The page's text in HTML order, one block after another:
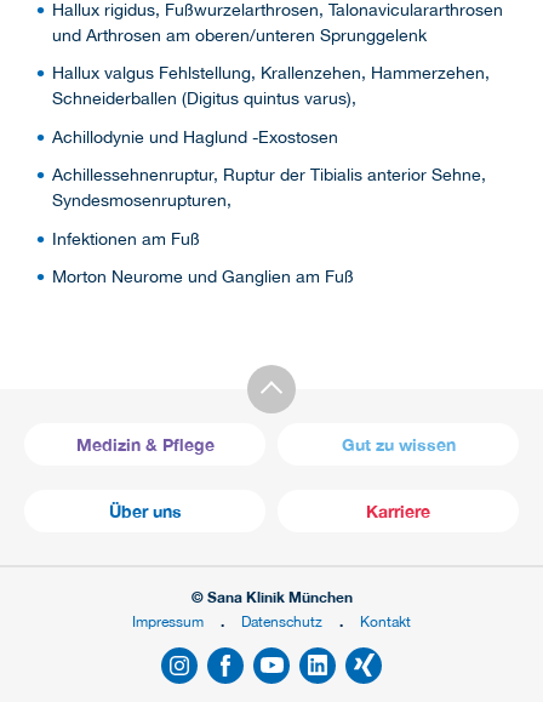
Hallux rigidus, Fußwurzelarthrosen, Talonaviculararthrosen
und Arthrosen am oberen/unteren Sprunggelenk
Hallux valgus Fehlstellung, Krallenzehen, Hammerzehen,
Schneiderballen (Digitus quintus varus),
Achillodynie und Haglund -Exostosen
Achillessehnenruptur, Ruptur der Tibialis anterior Sehne,
Syndesmosenrupturen,
Infektionen am Fuß
Morton Neurome und Ganglien am Fuß
Medizin & Pflege Gut zu wissen
Über uns Karriere
© Sana Klinik München
Impressum
Datenschutz Kontakt